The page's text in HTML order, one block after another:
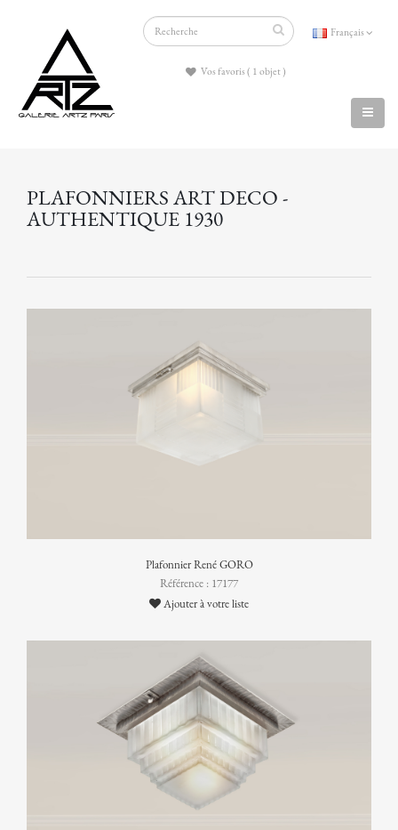
Français
Vos favoris ( 1 objet )
PLAFONNIERS ART DECO -
AUTHENTIQUE 1930
Plafonnier René GORO
Référence : 17177
Ajouter à votre liste